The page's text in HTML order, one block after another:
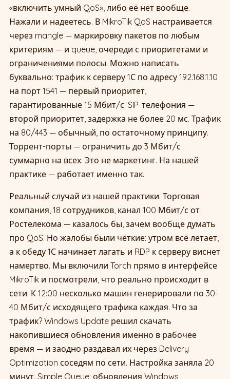
«включить умный QoS», либо её нет вообще.
Нажали и надеетесь. В MikroTik QoS настраивается
через mangle — маркировку пакетов по любым
критериям — и queue, очереди с приоритетами и
ограничениями полосы. Можно написать
буквально: трафик к серверу 1С по адресу 192.168.1.10
на порт 1541 — первый приоритет,
гарантированные 15 Мбит/с. SIP-телефония —
второй приоритет, задержка не более 20 мс. Трафик
на 80/443 — обычный, по остаточному принципу.
Торрент-порты — ограничить до 3 Мбит/с
суммарно на всех. Это не маркетинг. На нашей
практике — работает именно так.
Реальный случай из нашей практики. Торговая
компания, 18 сотрудников, канал 100 Мбит/с от
Ростелекома — казалось бы, зачем вообще думать
про QoS. Но жалобы были чёткие: утром всё летает,
а к обеду 1С начинает лагать и RDP к серверу виснет
намертво. Мы включили Torch прямо в интерфейсе
MikroTik и посмотрели, что реально происходит в
сети. К 12:00 несколько машин генерировали по 30–
40 Мбит/с исходящего трафика каждая. Что за
трафик? Windows Update решил скачать
накопившиеся обновления именно в рабочее
время — и заодно раздавал их через Delivery
Optimization соседям по сети. Настройка заняла 20
минут. Simple Queue: обновления Windows